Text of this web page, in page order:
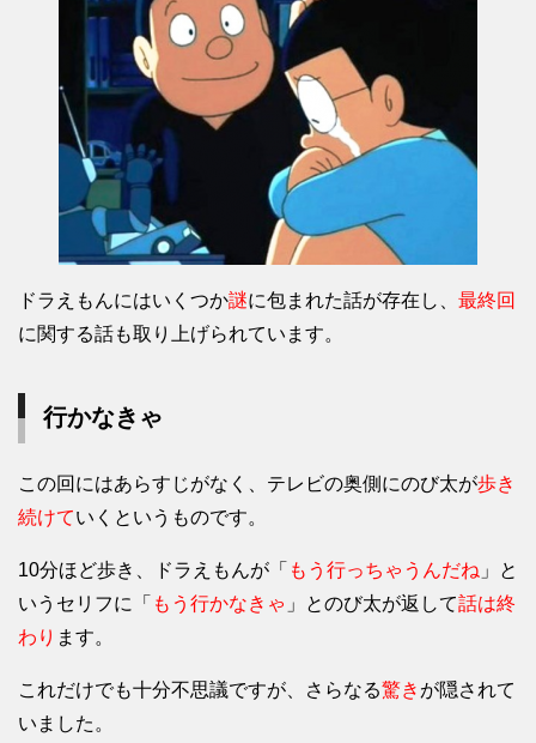
ドラえもんにはいくつか謎に包まれた話が存在し、 最終回
に関する話も取り上げられています。
行かなきゃ
この回にはあらすじがなく、テレビの奥側にのび太が歩き
続けていくというものです。
10分ほど歩き、ドラえもんが「 もう行っちゃうんだね 」と
いうセリフに「 もう行かなきゃ 」とのび太が返して話は終
わり ます。
これだけでも十分不思議ですが、さらなる驚き が隠されて
いました。